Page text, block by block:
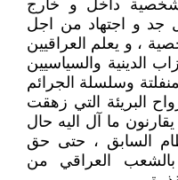
داخل و خارج
جد و اجتهاد من اجل
، و يعلم العراقيين
الدينية والسياسيين
وسلسلة الجرائم
البريئة التي زهقت
ما آل اليه حال
السابق ، حتى حق
العراقي من